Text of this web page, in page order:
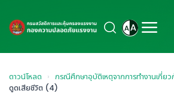
ดาวน์โหลด › กรณีศึกษาอุบัติเหตุจากการทำงานเกี่ย
ดูดเสียชีวิต (4)